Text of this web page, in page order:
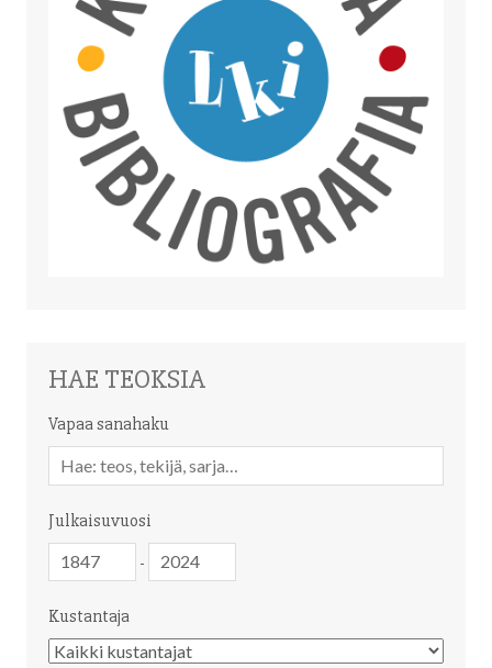
HAE TEOKSIA
Vapaa sanahaku
sanahaku
Julkaisuvuosi
-
Kustantaja
Kustantaja